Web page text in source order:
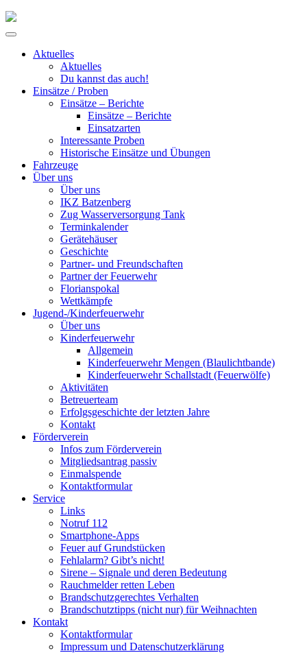
Skip
Primary
Aktuelles
Aktuelles
Du kannst das auch!
Einsätze / Proben
Einsätze – Berichte
Einsätze – Berichte
Einsatzarten
Interessante Proben
Historische Einsätze und Übungen
Fahrzeuge
Über uns
Über uns
IKZ Batzenberg
Zug Wasserversorgung Tank
Terminkalender
Gerätehäuser
Geschichte
Partner- und Freundschaften
Partner der Feuerwehr
Florianspokal
Wettkämpfe
Jugend-/Kinderfeuerwehr
Über uns
Kinderfeuerwehr
Allgemein
Kinderfeuerwehr Mengen (Blaulichtbande)
Kinderfeuerwehr Schallstadt (Feuerwölfe)
Aktivitäten
Betreuerteam
Erfolgsgeschichte der letzten Jahre
Kontakt
Förderverein
Infos zum Förderverein
Mitgliedsantrag passiv
Einmalspende
Kontaktformular
Service
Links
Notruf 112
Smartphone-Apps
Feuer auf Grundstücken
Fehlalarm? Gibt’s nicht!
Sirene – Signale und deren Bedeutung
Rauchmelder retten Leben
Brandschutzgerechtes Verhalten
Brandschutztipps (nicht nur) für Weihnachten
Kontakt
Kontaktformular
Impressum und Datenschutzerklärung